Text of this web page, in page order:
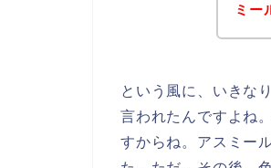
ミー
という風に、いきな
言われたんですよね
すからね。アスミー